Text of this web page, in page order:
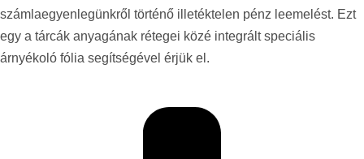
számlaegyenlegünkről történő illetéktelen pénz leemelést. Ezt
egy a tárcák anyagának rétegei közé integrált speciális
árnyékoló fólia segítségével érjük el.